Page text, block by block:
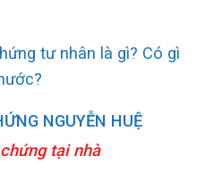
tư nhân là gì? Có gì
NGUYỄN HUỆ
tại nhà